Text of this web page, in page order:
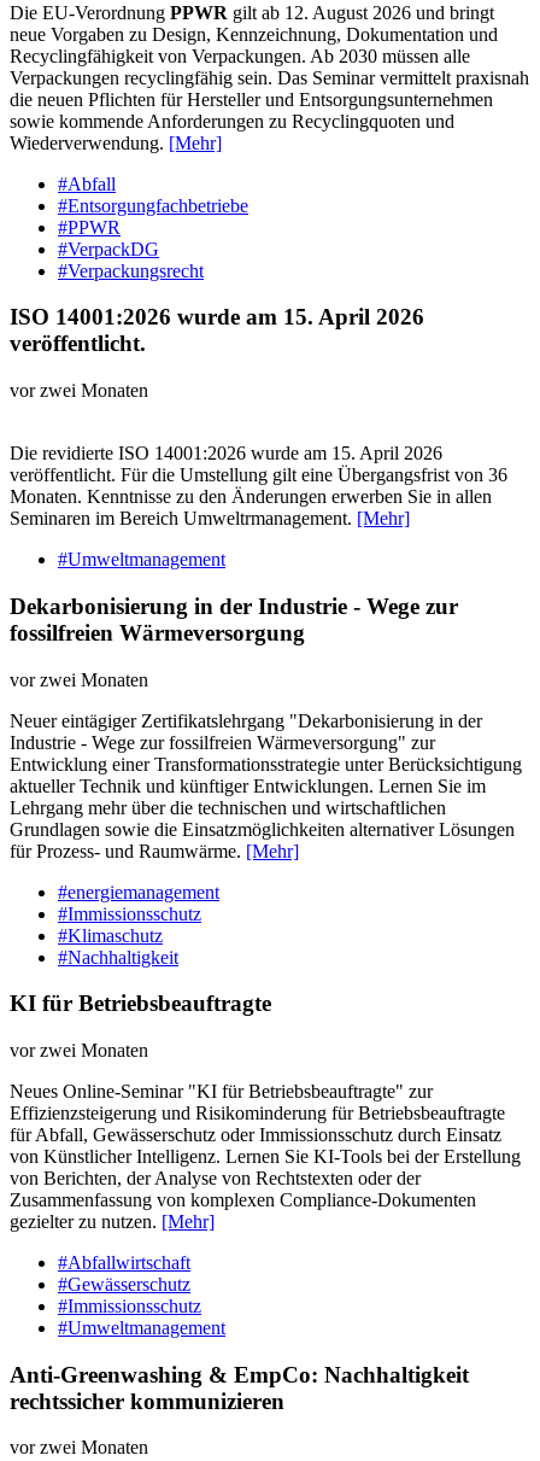
Die EU-Verordnung PPWR gilt ab 12. August 2026 und bringt
neue Vorgaben zu Design, Kennzeichnung, Dokumentation und
Recyclingfähigkeit von Verpackungen. Ab 2030 müssen alle
Verpackungen recyclingfähig sein. Das Seminar vermittelt praxisnah
die neuen Pflichten für Hersteller und Entsorgungsunternehmen
sowie kommende Anforderungen zu Recyclingquoten und
Wiederverwendung. [Mehr]
#Abfall
#Entsorgungfachbetriebe
#PPWR
#VerpackDG
#Verpackungsrecht
ISO 14001:2026 wurde am 15. April 2026
veröffentlicht.
vor zwei Monaten
Die revidierte ISO 14001:2026 wurde am 15. April 2026
veröffentlicht. Für die Umstellung gilt eine Übergangsfrist von 36
Monaten. Kenntnisse zu den Änderungen erwerben Sie in allen
Seminaren im Bereich Umweltrmanagement. [Mehr]
#Umweltmanagement
Dekarbonisierung in der Industrie - Wege zur
fossilfreien Wärmeversorgung
vor zwei Monaten
Neuer eintägiger Zertifikatslehrgang "Dekarbonisierung in der
Industrie - Wege zur fossilfreien Wärmeversorgung" zur
Entwicklung einer Transformationsstrategie unter Berücksichtigung
aktueller Technik und künftiger Entwicklungen. Lernen Sie im
Lehrgang mehr über die technischen und wirtschaftlichen
Grundlagen sowie die Einsatzmöglichkeiten alternativer Lösungen
für Prozess- und Raumwärme. [Mehr]
#energiemanagement
#Immissionsschutz
#Klimaschutz
#Nachhaltigkeit
KI für Betriebsbeauftragte
vor zwei Monaten
Neues Online-Seminar "KI für Betriebsbeauftragte" zur
Effizienzsteigerung und Risikominderung für Betriebsbeauftragte
für Abfall, Gewässerschutz oder Immissionsschutz durch Einsatz
von Künstlicher Intelligenz. Lernen Sie KI-Tools bei der Erstellung
von Berichten, der Analyse von Rechtstexten oder der
Zusammenfassung von komplexen Compliance-Dokumenten
gezielter zu nutzen. [Mehr]
#Abfallwirtschaft
#Gewässerschutz
#Immissionsschutz
#Umweltmanagement
Anti-Greenwashing & EmpCo: Nachhaltigkeit
rechtssicher kommunizieren
vor zwei Monaten